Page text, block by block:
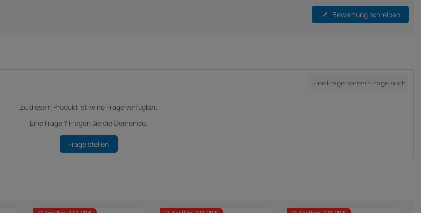
Bewertung schreiben
Zu diesem Produkt ist keine Frage verfügbar.
Eine Frage ? Fragen Sie die Gemeinde.
Frage stellen